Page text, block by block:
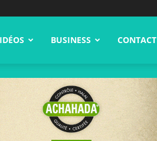
BUSINESS CONTACT